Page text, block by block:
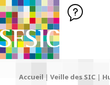
SFSIC Société Française
Société
de
Accueil | Veille des SIC |